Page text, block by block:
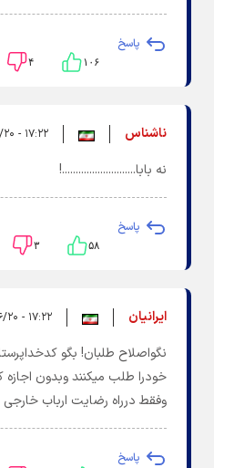
پاسخ
۱۰۶ ۴
ناشناس ۱۷:۲۲ - ۱۴۰۰/۰۶/۲۰
نه بابا...........................!
پاسخ
۵۸ ۳
ایرانیان ۱۷:۲۲ - ۱۴۰۰/۰۶/۲۰
نگواصلاح طلبان! بگو
خودرا طلب میکنند وبدون اجازه
وفقط درراه رضایت ارباب
پاسخ